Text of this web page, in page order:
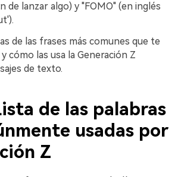
de lanzar algo) y "FOMO" (en inglés
de las frases más comunes que te
cómo las usa la Generación Z
de texto.
de las palabras
usadas por
Z